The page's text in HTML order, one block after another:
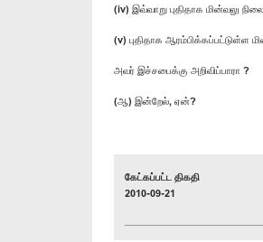
(iv) இவ்வாறு புதிதாக மின்வலு
(v) புதிதாக ஆரம்பிக்கப்பட்டுள்ள
அவர் இச்சபைக்கு அறிவிப்பாரா ?
(ஆ) இன்றேல், ஏன்?
கேட்கப்பட்ட திகதி
2010-09-21